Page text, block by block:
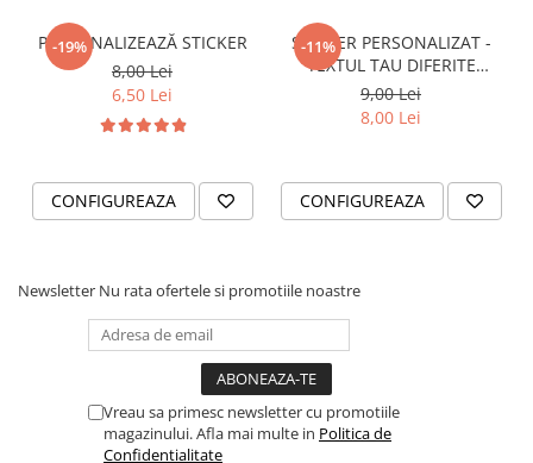
STICKERE PERSONALIZATE
PRODUSE PERSONALIZATE FIRME
CARTI DE VIZITA
PLACUTE INFORMATIVE
TRICOURI MĂRCI AUTO
TRICOURI AUDI
TRICOURI DACIA
TRICOURI FORD
-19%
PERSONALIZEAZĂ STICKER
8,00 Lei
6,50 Lei
CONFIGUREAZA
-11%
STICKER PERSONALIZAT -
TEXTUL TAU DIFERITE
FONTURI
9,00 Lei
8,00 Lei
CONFIGUREAZA
Newsletter Nu rata ofertele si promotiile noastre
Vreau sa primesc newsletter cu promotiile
magazinului. Afla mai multe in Politica de
Confidentialitate